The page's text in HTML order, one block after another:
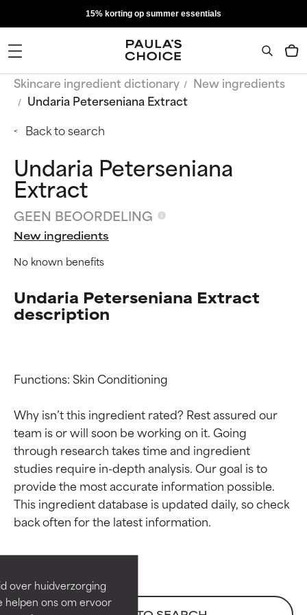
over huidverzorging
helpen ons om ervoor
15% korting op summer essentials
Skincare ingredient dictionary
New ingredients
Undaria Peterseniana Extract
Back to search
Undaria Peterseniana
Extract
GEEN BEOORDELING
New ingredients
No known benefits
Undaria Peterseniana Extract
description
Functions: Skin Conditioning
Why isn’t this ingredient rated? Rest assured our
team is or will soon be working on it. Going
through research takes time and ingredient
studies require in-depth analysis. Our goal is to
provide the most accurate information possible.
This ingredient database is updated daily, so check
Beoordelingen van
ingrediënten
Bewezen en ondersteund door
onafhankelijk onderzoek.
Beoordelingen van
ingrediënten
Bewezen en ondersteund door
onafhankelijk onderzoek.